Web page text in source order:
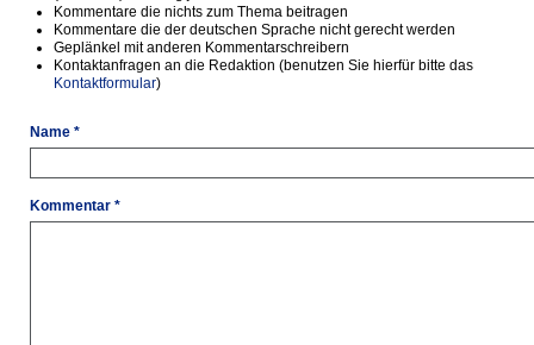
Kommentare die nichts zum Thema beitragen
Kommentare die der deutschen Sprache nicht gerecht werden
Geplänkel mit anderen Kommentarschreibern
Kontaktanfragen an die Redaktion (benutzen Sie hierfür bitte das
Kontaktformular)
Name *
Kommentar *